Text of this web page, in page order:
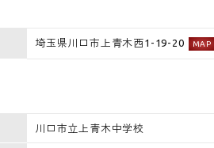
埼玉県川口市上青木西1-19-20 MAP
川口市立上青木中学校